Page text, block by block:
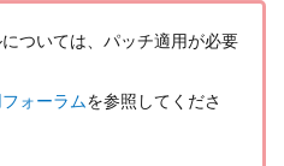
ついては、パッチ適用が必要
ォーラムを参照してくださ